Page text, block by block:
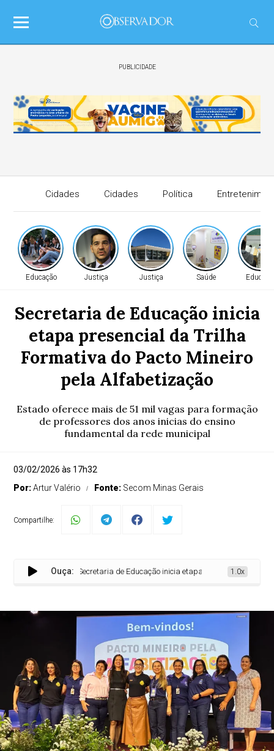
PUBLICIDADE
Cidades Cidades Política
Educação Justiça Justiça Saúde
Secretaria de Educação inicia
etapa presencial da Trilha
Formativa do Pacto Mineiro
pela Alfabetização
Estado oferece mais de 51 mil vagas para formação
de professores dos anos inicias do ensino
fundamental da rede municipal
03/02/2026 às 17h32
Por:Artur Valério Fonte: Secom Minas Gerais
Compartilhe:
Ouça:
Secretaria de Educação inicia etapa presencial da Trilha
1.0x